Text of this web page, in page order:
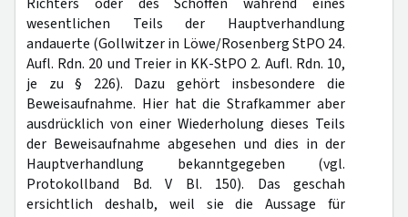
wesentlichen Teils der Hauptverhandlung
andauerte (Gollwitzer in Löwe/Rosenberg StPO 24.
Aufl. Rdn. 20 und Treier in KK-StPO 2. Aufl. Rdn. 10,
je zu § 226). Dazu gehört insbesondere die
Beweisaufnahme. Hier hat die Strafkammer aber
ausdrücklich von einer Wiederholung dieses Teils
der Beweisaufnahme abgesehen und dies in der
Hauptverhandlung bekanntgegeben (vgl.
Protokollband Bd. V Bl. 150). Das geschah
ersichtlich deshalb, weil sie die Aussage für